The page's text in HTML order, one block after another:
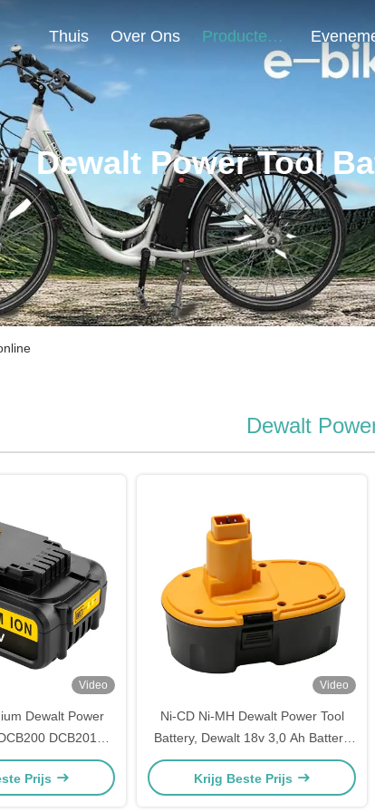
Thuis Over Ons Producten
Dewalt Power Tool
Dewalt
Video
Dewalt Power
DCB201
Prijs
Video
Ni-CD Ni-MH Dewalt Power Tool
Battery, Dewalt 18v 3,0 Ah Battery
DC9096 De9039
Krijg Beste Prijs